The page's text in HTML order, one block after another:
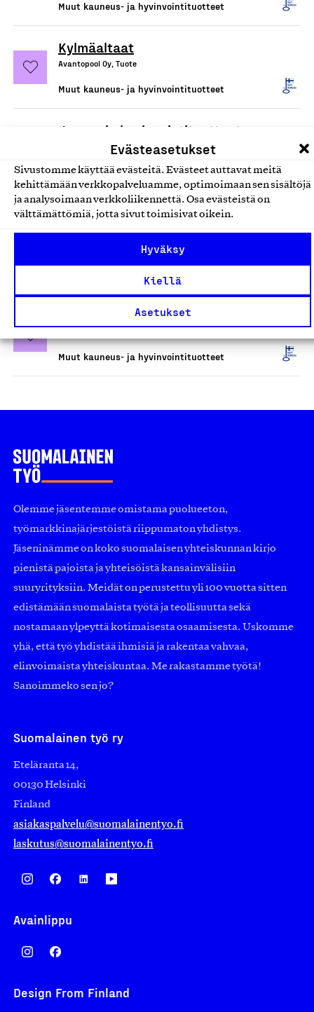
Evästeasetukset
Sivustomme käyttää evästeitä. Evästeet auttavat meitä
kehittämään verkkopalveluamme, optimoimaan sen sisältöjä
ja analysoimaan verkkoliikennettä. Osa evästeistä on
välttämättömiä, jotta sivut toimisivat oikein.
Hyväksy
Kiellä
Asetukset
Muut kauneus- ja hyvinvointituotteet
Kylmäaltaat
Avantopool Oy, Tuote
Muut kauneus- ja hyvinvointituotteet
Jooga- ja hyvinvointituotteet
Muut kauneus- ja hyvinvointituotteet
AQVA BOTTLE suodattavat
juomapullot
AQVA Finland Oy, Tuote
Promilletesti
Muut kauneus- ja hyvinvointituotteet
Olemme jäsentemme omistama puolueeton,
työmarkkinajärjestöistä riippumaton yhdistys.
Jäseninämme on koko suomalaisen yhteiskunnan kirjo
pienistä pajoista ja yhteisöistä kansainvälisiin
suuryrityksiin. Meidät on perustettu yli 100 vuotta sitten
edistämään suomalaista työtä ja teollisuutta sekä
nostamaan ylpeyttä kotimaisesta osaamisesta. Uskomme
yhä, että työ yhdistää ihmisiä ja rakentaa vahvaa,
elinvoimaista yhteiskuntaa. Me rakastamme työtä!
Sanoimmeko sen jo?
Suomalainen työ ry
Eteläranta 14,
00130 Helsinki
Finland
asiakaspalvelu@suomalainentyo.fi
laskutus@suomalainentyo.fi
Avainlippu
Design From Finland